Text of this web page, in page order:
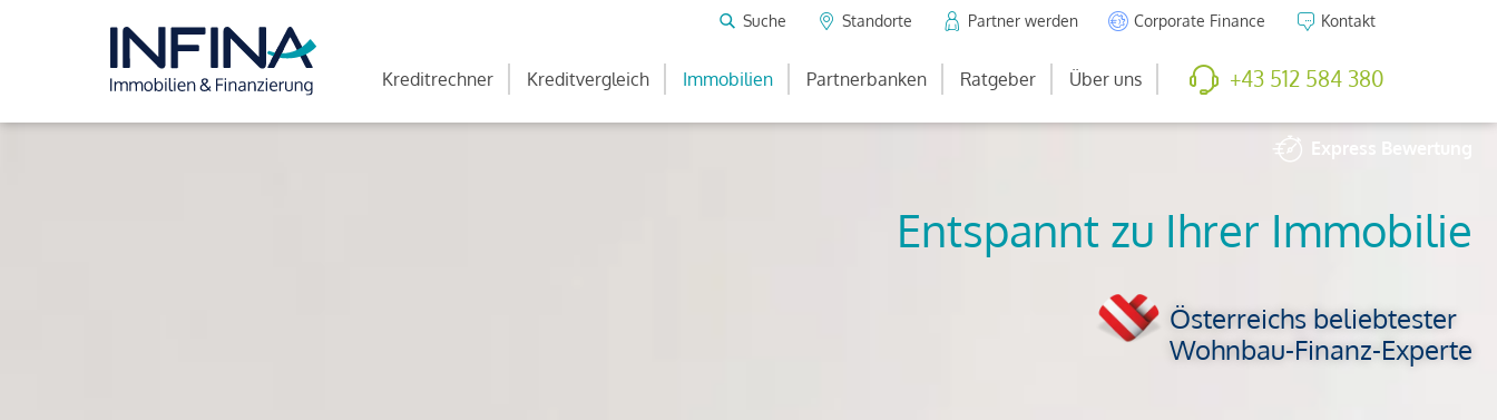
Suche Standorte Partner werden Corporate Finance Kontakt
Kreditrechner Kreditvergleich Immobilien Partnerbanken Ratgeber Über uns +43 512 584 380
Express
So viel ist Ihre
Österreichs beliebtester